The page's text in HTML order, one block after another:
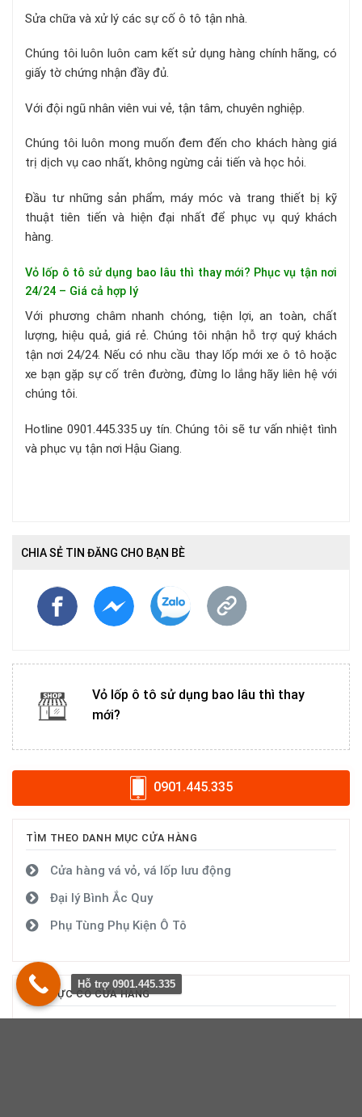
Sửa chữa và xử lý các sự cố ô tô tận nhà.
Chúng tôi luôn luôn cam kết sử dụng hàng chính hãng, có
giấy tờ chứng nhận đầy đủ.
Với đội ngũ nhân viên vui vẻ, tận tâm, chuyên nghiệp.
Chúng tôi luôn mong muốn đem đến cho khách hàng giá
trị dịch vụ cao nhất, không ngừng cải tiến và học hỏi.
Đầu tư những sản phẩm, máy móc và trang thiết bị kỹ
thuật tiên tiến và hiện đại nhất để phục vụ quý khách
hàng.
Vỏ lốp ô tô sử dụng bao lâu thì thay mới? Phục vụ tận nơi
24/24 – Giá cả hợp lý
Với phương châm nhanh chóng, tiện lợi, an toàn, chất
lượng, hiệu quả, giá rẻ. Chúng tôi nhận hỗ trợ quý khách
tận nơi 24/24. Nếu có nhu cầu thay lốp mới xe ô tô hoặc
xe bạn gặp sự cố trên đường, đừng lo lắng hãy liên hệ với
chúng tôi.
Hotline 0901.445.335 uy tín. Chúng tôi sẽ tư vấn nhiệt tình
và phục vụ tận nơi Hậu Giang.
CHIA SẺ TIN ĐĂNG CHO BẠN BÈ
Vỏ lốp ô tô sử dụng bao lâu thì thay
mới?
0901.445.335
TÌM THEO DANH MỤC CỬA HÀNG
Cửa hàng vá vỏ, vá lốp lưu động
Đại lý Bình Ắc Quy
Phụ Tùng Phụ Kiện Ô Tô
KHU VỰC CÓ CỬA HÀNG
Hỗ trợ 0901.445.335